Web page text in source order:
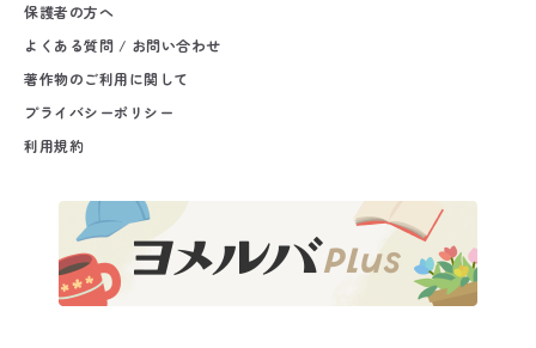
保護者の方へ
よくある質問 / お問い合わせ
著作物のご利用に関して
プライバシーポリシー
利用規約